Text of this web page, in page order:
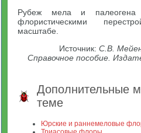
Рубеж мела и палеогена
флористическими
масштабе.
Источник: С.В.
Справочное пособие.
Дополнительные
теме
Юрские и раннемеловые